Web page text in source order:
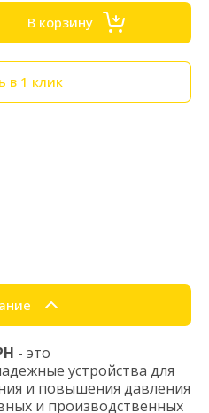
В корзину
в 1 клик
- это
устройства для
и повышения давления
и производственных